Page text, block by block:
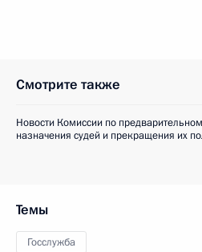
Смотрите также
Новости Комиссии по
назначения судей и прекращения их
Темы
Госслужба